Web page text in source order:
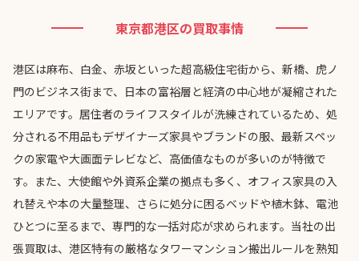
東京都港区の買取事情
港区は麻布、白金、赤坂といった超高級住宅街から、新橋、虎ノ
門のビジネス街まで、日本の富裕層と経済の中心地が凝縮された
エリアです。居住者のライフスタイルが洗練されているため、処
分される不用品もデザイナーズ家具やブランドの服、最新スペッ
クの家電や大画面テレビなど、高価値なものが多いのが特徴で
す。また、大使館や外資系企業の拠点も多く、オフィス家具の入
れ替えや本の大量整理、さらに処分に困るベッドや植木鉢、電池
ひとつに至るまで、専門的な一括対応が求められます。当社の出
張買取は、港区特有の厳格なタワーマンション搬出ルールを熟知